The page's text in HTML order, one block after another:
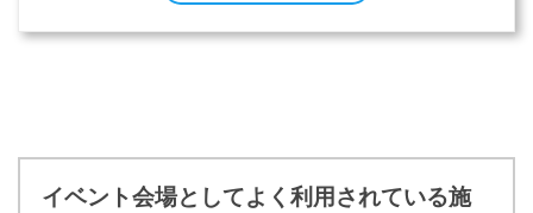
イベント会場としてよく利用されている施